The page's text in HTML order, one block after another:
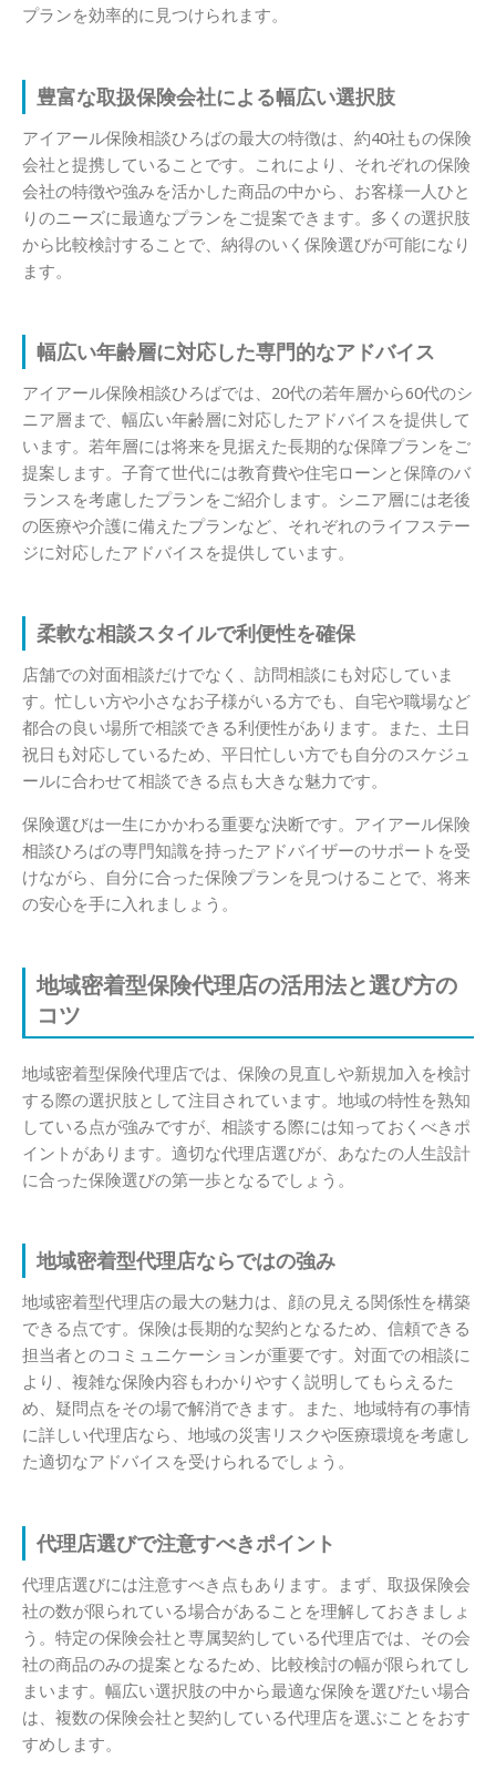
プランを効率的に見つけられます。
豊富な取扱保険会社による幅広い選択肢
アイアール保険相談ひろばの最大の特徴は、約40社もの保険
会社と提携していることです。これにより、それぞれの保険
会社の特徴や強みを活かした商品の中から、お客様一人ひと
りのニーズに最適なプランをご提案できます。多くの選択肢
から比較検討することで、納得のいく保険選びが可能になり
ます。
幅広い年齢層に対応した専門的なアドバイス
アイアール保険相談ひろばでは、20代の若年層から60代のシ
ニア層まで、幅広い年齢層に対応したアドバイスを提供して
います。若年層には将来を見据えた長期的な保障プランをご
提案します。子育て世代には教育費や住宅ローンと保障のバ
ランスを考慮したプランをご紹介します。シニア層には老後
の医療や介護に備えたプランなど、それぞれのライフステー
ジに対応したアドバイスを提供しています。
柔軟な相談スタイルで利便性を確保
店舗での対面相談だけでなく、訪問相談にも対応していま
す。忙しい方や小さなお子様がいる方でも、自宅や職場など
都合の良い場所で相談できる利便性があります。また、土日
祝日も対応しているため、平日忙しい方でも自分のスケジュ
ールに合わせて相談できる点も大きな魅力です。
保険選びは一生にかかわる重要な決断です。アイアール保険
相談ひろばの専門知識を持ったアドバイザーのサポートを受
けながら、自分に合った保険プランを見つけることで、将来
の安心を手に入れましょう。
地域密着型保険代理店の活用法と選び方の
コツ
地域密着型保険代理店では、保険の見直しや新規加入を検討
する際の選択肢として注目されています。地域の特性を熟知
している点が強みですが、相談する際には知っておくべきポ
イントがあります。適切な代理店選びが、あなたの人生設計
に合った保険選びの第一歩となるでしょう。
地域密着型代理店ならではの強み
地域密着型代理店の最大の魅力は、顔の見える関係性を構築
できる点です。保険は長期的な契約となるため、信頼できる
担当者とのコミュニケーションが重要です。対面での相談に
より、複雑な保険内容もわかりやすく説明してもらえるた
め、疑問点をその場で解消できます。また、地域特有の事情
に詳しい代理店なら、地域の災害リスクや医療環境を考慮し
た適切なアドバイスを受けられるでしょう。
代理店選びで注意すべきポイント
代理店選びには注意すべき点もあります。まず、取扱保険会
社の数が限られている場合があることを理解しておきましょ
う。特定の保険会社と専属契約している代理店では、その会
社の商品のみの提案となるため、比較検討の幅が限られてし
まいます。幅広い選択肢の中から最適な保険を選びたい場合
は、複数の保険会社と契約している代理店を選ぶことをおす
すめします。